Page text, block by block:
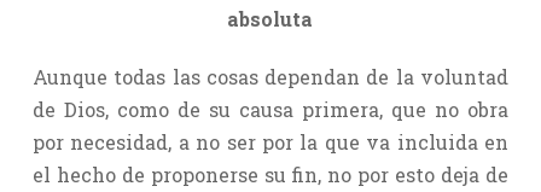
absoluta
Aunque todas las cosas dependan de la voluntad
de Dios, como de su causa primera, que no obra
por necesidad, a no ser por la que va incluida en
el hecho de proponerse su fin, no por esto deja de